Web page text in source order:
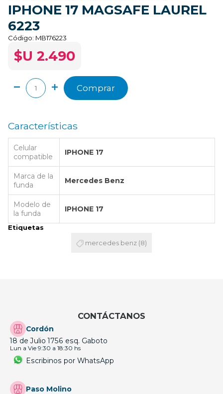
IPHONE 17 MAGSAFE LAUREL
6223
Código: MB176223
$U 2.490
Comprar
Características
Celular
compatible
IPHONE 17
Marca de la
funda
Mercedes Benz
Modelo de
la funda
IPHONE 17
Etiquetas
mercedes benz (8)
CONTÁCTANOS
Cordón
18 de Julio 1756 esq. Gaboto
Lun a Vie 9:30 a 18:30 hs
Escribinos por WhatsApp
Paso Molino